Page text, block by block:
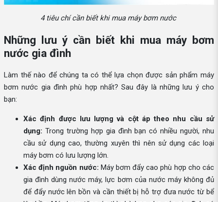
4 tiêu chí cần biết khi mua máy bơm nước
Những lưu ý cần biết khi mua máy bơm
nước gia đình
Làm thế nào để chúng ta có thể lựa chọn được sản phẩm máy
bơm nước gia đình phù hợp nhất? Sau đây là những lưu ý cho
bạn:
Xác định được lưu lượng và cột áp theo nhu cầu sử
dụng: Trong trường hợp gia đình bạn có nhiều người, nhu
cầu sử dụng cao, thường xuyên thì nên sử dụng các loại
máy bơm có lưu lượng lớn.
Xác định nguồn nước: Máy bơm đẩy cao phù hợp cho các
gia đình dùng nước máy, lực bơm của nước máy không đủ
để đẩy nước lên bồn và cần thiết bị hỗ trợ đưa nước từ bể